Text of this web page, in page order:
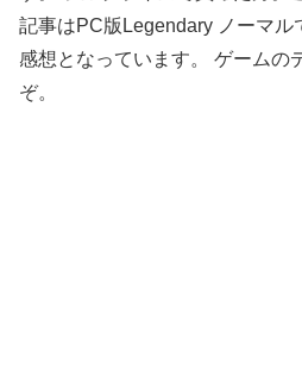
記事はPC版Legendary ノーマル
感想となっています。 ゲームの
ぞ。